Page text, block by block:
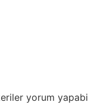
yorum